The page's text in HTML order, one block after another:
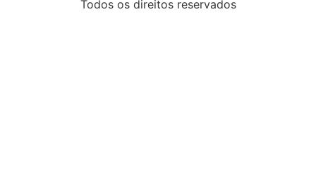
Todos os direitos reservados